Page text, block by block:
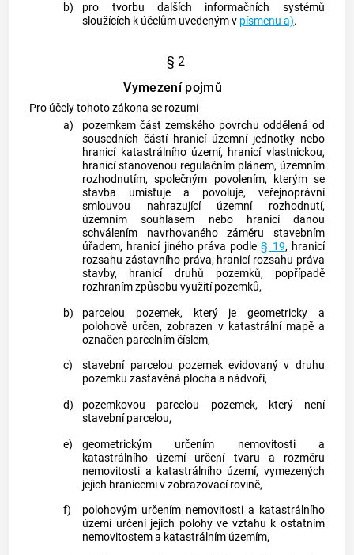
b)
pro tvorbu dalších informačních systémů
sloužících k účelům uvedeným v písmenu a).
§ 2
Vymezení pojmů
Pro účely tohoto zákona se rozumí
a)
pozemkem část zemského povrchu oddělená od
sousedních částí hranicí územní jednotky nebo
hranicí katastrálního území, hranicí vlastnickou,
hranicí stanovenou regulačním plánem, územním
rozhodnutím, společným povolením, kterým se
stavba umisťuje a povoluje, veřejnoprávní
smlouvou nahrazující územní rozhodnutí,
územním souhlasem nebo hranicí danou
schválením navrhovaného záměru stavebním
úřadem, hranicí jiného práva podle§ 19, hranicí
rozsahu zástavního práva, hranicí rozsahu práva
stavby, hranicí druhů pozemků, popřípadě
rozhraním způsobu využitípozemků,
b)
parcelou pozemek, který je geometricky a
polohově určen, zobrazen v katastrální mapěa
označen parcelním číslem,
c)
stavební parcelou pozemekevidovaný v druhu
pozemku zastavěná plocha a nádvoří,
d)
pozemkovou parcelou pozemek, který není
stavební parcelou,
e)
geometrickým určením nemovitosti a
katastrálního územíurčení tvaru a rozměru
nemovitosti a katastrálního území, vymezených
jejich hranicemi v zobrazovací rovině,
f)
polohovým určením nemovitosti a katastrálního
územíurčení jejich polohy ve vztahu k ostatním
nemovitostem a katastrálním územím,